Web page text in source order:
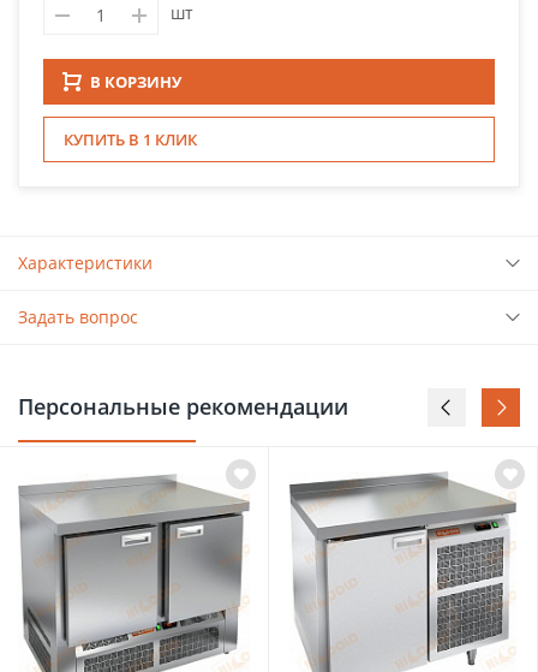
шт
В КОРЗИНУ
КУПИТЬ В 1 КЛИК
Характеристики
Задать вопрос
Персональные рекомендации